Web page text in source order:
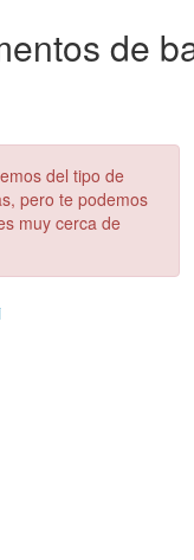
de
del tipo de
pero te podemos
muy cerca de